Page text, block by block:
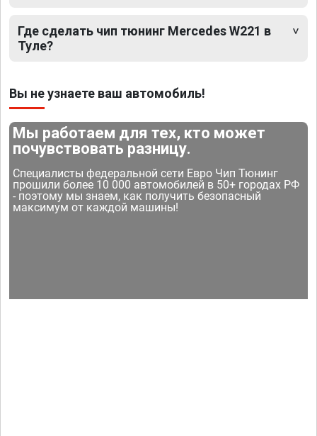
Где сделать чип тюнинг Mercedes W221 в
Туле?
Вы не узнаете ваш автомобиль!
Мы работаем для тех, кто может
почувствовать разницу.
Специалисты федеральной сети Евро Чип Тюнинг
прошили более 10 000 автомобилей в 50+ городах РФ
- поэтому мы знаем, как получить безопасный
максимум от каждой машины!